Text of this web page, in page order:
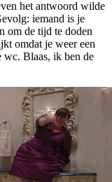
het antwoord wilde
iemand is je
om de tijd te doden
omdat je weer een
wc. Blaas, ik ben de